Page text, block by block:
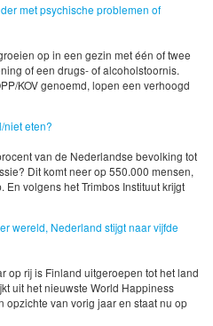
met psychische problemen of
op in een gezin met één of twee
of een drugs- of alcoholstoornis.
KOV genoemd, lopen een verhoogd
niet eten?
van de Nederlandse bevolking tot
Dit komt neer op 550.000 mensen,
En volgens het Trimbos Instituut krijgt
wereld, Nederland stijgt naar vijfde
op rij is Finland uitgeroepen tot het land
uit het nieuwste World Happiness
opzichte van vorig jaar en staat nu op